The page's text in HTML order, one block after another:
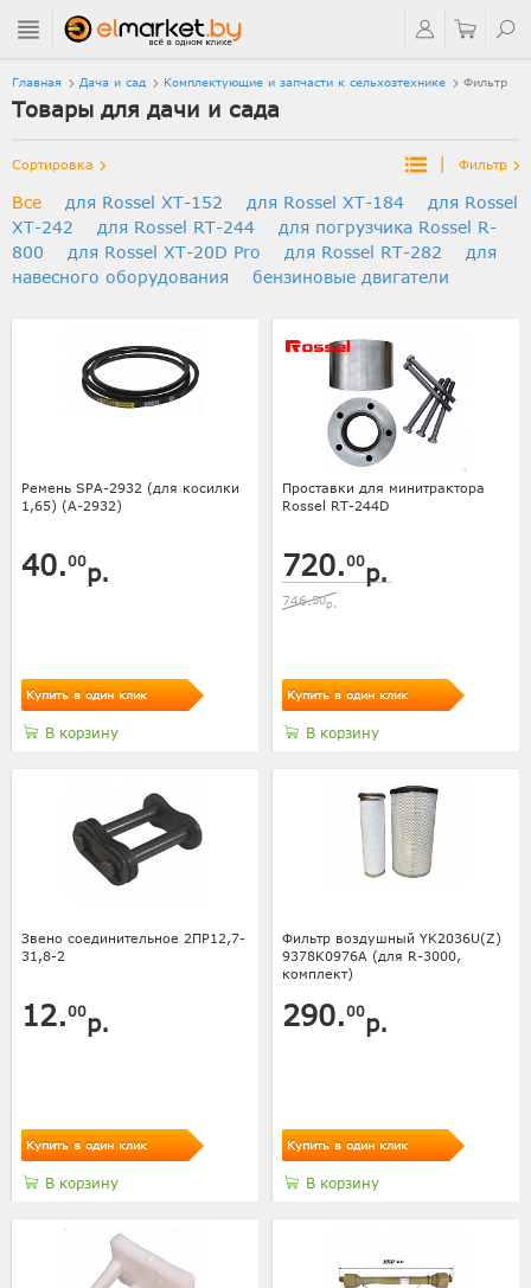
Главная Дача и сад Комплектующие и запчасти к сельхозтехнике Фильтр
Товары для дачи и сада
Сортировка | Фильтр
Все для Rossel XT-152 для Rossel XT-184
для Rossel
XT-242
для Rossel RT-244
для погрузчика Rossel R-
800
для Rossel XT-20D Pro для Rossel RT-282
для
навесного оборудования
бензиновые двигатели
Ремень SPA-2932 (для косилки
1,65) (А-2932)
40.00р.
Купить в один клик
В корзину
Проставки для минитрактора
Rossel RT-244D
720.00р.
746.50р.
Купить в один клик
В корзину
Звено соединительное 2ПР12,7-
31,8-2
12.00р.
Купить в один клик
В корзину
Фильтр воздушный YK2036U(Z)
9378K0976A (для R-3000,
комплект)
290.00р.
Купить в один клик
В корзину